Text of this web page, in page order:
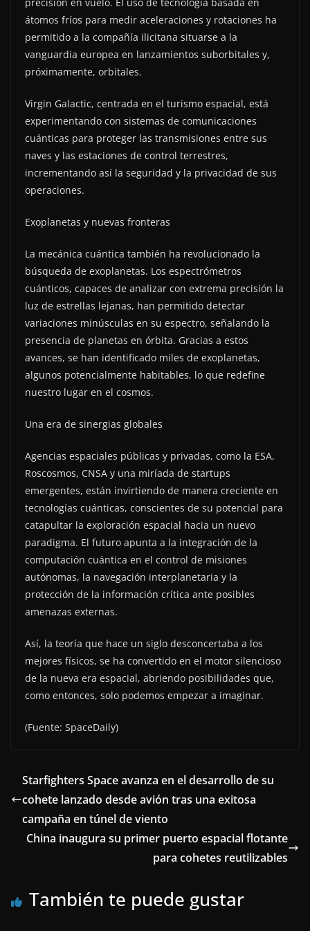
átomos fríos para medir aceleraciones y rotaciones ha
permitido a la compañía ilicitana situarse a la
vanguardia europea en lanzamientos suborbitales y,
próximamente, orbitales.
Virgin Galactic, centrada en el turismo espacial, está
experimentando con sistemas de comunicaciones
cuánticas para proteger las transmisiones entre sus
naves y las estaciones de control terrestres,
incrementando así la seguridad y la privacidad de sus
operaciones.
Exoplanetas y nuevas fronteras
La mecánica cuántica también ha revolucionado la
búsqueda de exoplanetas. Los espectrómetros
cuánticos, capaces de analizar con extrema precisión la
luz de estrellas lejanas, han permitido detectar
variaciones minúsculas en su espectro, señalando la
presencia de planetas en órbita. Gracias a estos
avances, se han identificado miles de exoplanetas,
algunos potencialmente habitables, lo que redefine
nuestro lugar en el cosmos.
Una era de sinergias globales
Agencias espaciales públicas y privadas, como la ESA,
Roscosmos, CNSA y una miríada de startups
emergentes, están invirtiendo de manera creciente en
tecnologías cuánticas, conscientes de su potencial para
catapultar la exploración espacial hacia un nuevo
paradigma. El futuro apunta a la integración de la
computación cuántica en el control de misiones
autónomas, la navegación interplanetaria y la
protección de la información crítica ante posibles
amenazas externas.
Así, la teoría que hace un siglo desconcertaba a los
mejores físicos, se ha convertido en el motor silencioso
de la nueva era espacial, abriendo posibilidades que,
como entonces, solo podemos empezar a imaginar.
(Fuente: SpaceDaily)
Starfighters Space avanza en el desarrollo de su
cohete lanzado desde avión tras una exitosa
campaña en túnel de viento
China inaugura su primer puerto espacial flotante
para cohetes reutilizables
También te puede gustar